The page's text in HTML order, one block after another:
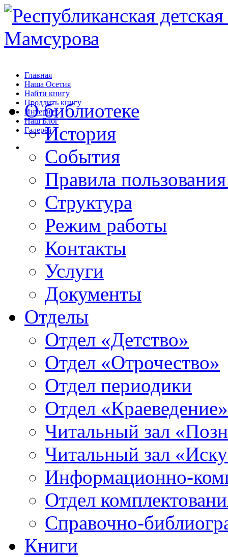
Главная
Наша Осетия
Найти книгу
Продлить книгу
Интернет
Наш Блог
Галерея
О библиотеке
История
События
Правила
Структура
Режим работы
Контакты
Услуги
Документы
Отделы
Отдел «Детство»
Отдел «Отрочество»
Отдел периодики
Отдел «Краеведение»
Читальный зал
Читальный зал
Информационно-
Отдел
Справочно-
Книги